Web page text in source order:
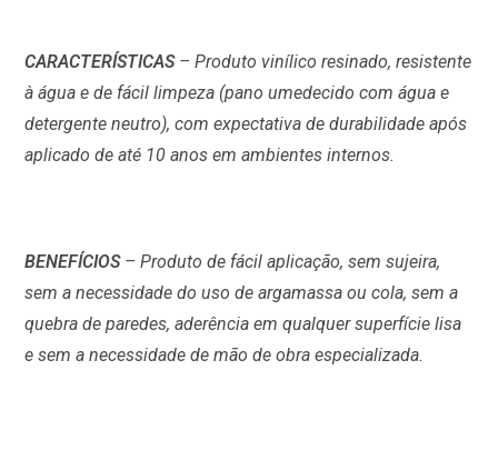
CARACTERÍSTICAS– Produto vinílico resinado, resistente
à água e de fácil limpeza (pano umedecido com água e
detergente neutro), com expectativa de durabilidade após
aplicado de até 10 anos em ambientes internos.
BENEFÍCIOS – Produto de fácil aplicação, sem sujeira,
sem a necessidade do uso de argamassa ou cola, sem a
quebra de paredes, aderência em qualquer superfície lisa
e sem a necessidade de mão de obra especializada.